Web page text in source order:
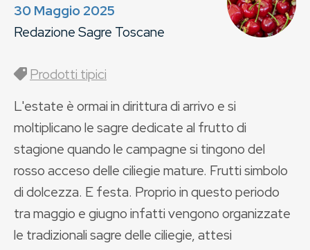
30 Maggio 2025
Redazione Sagre Toscane
Prodotti tipici
L'estate è ormai in dirittura di arrivo e si
moltiplicano le sagre dedicate al frutto di
stagione quando le campagne si tingono del
rosso acceso delle ciliegie mature. Frutti simbolo
di dolcezza. E festa. Proprio in questo periodo
tra maggio e giugno infatti vengono organizzate
le tradizionali sagre delle ciliegie, attesi